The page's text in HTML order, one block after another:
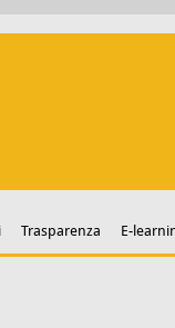
Trasparenza E-